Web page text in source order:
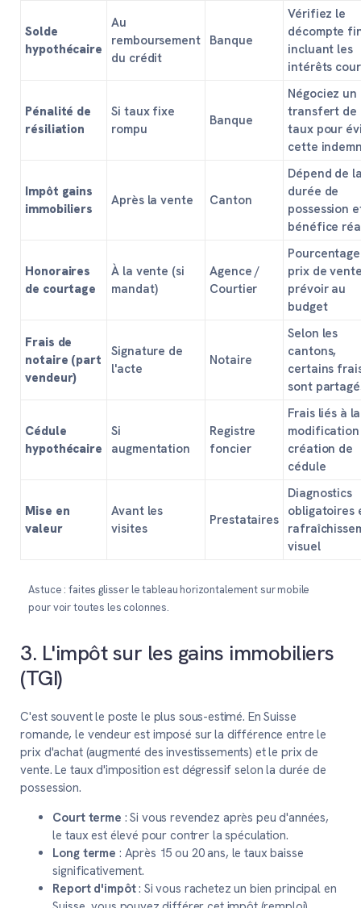
Solde
hypothécaire
Au
remboursement
du crédit
Banque
Vérifiez le
décompte
incluant les
intérêts
Pénalité de
résiliation
Si taux fixe
rompu
Banque
Négociez un
transfert de
taux pour
cette
Impôt gains
immobiliers
Après la vente Canton
Dépend de
durée de
possession
bénéfice
Honoraires
de courtage
À la vente (si
mandat)
Agence /
Courtier
prix de
prévoir au
budget
Frais de
notaire (part
vendeur)
Signature de
l'acte
Notaire
Selon les
cantons,
certains
sont
Cédule
hypothécaire
Si
augmentation
Registre
foncier
Frais liés à la
création de
cédule
Mise en
valeur
Avant les
visites
Prestataires
Diagnostics
obligatoires
visuel
Astuce : faites glisser le tableau horizontalement sur mobile
pour voir toutes les colonnes.
3. L'impôt sur les gains immobiliers
(TGI)
C'est souvent le poste le plus sous-estimé. En Suisse
romande, le vendeur est imposé sur la différence entre le
prix d'achat (augmenté des investissements) et le prix de
vente. Le taux d'imposition est dégressif selon la durée de
possession.
Court terme : Si vous revendez après peu d'années,
le taux est élevé pour contrer la spéculation.
Long terme : Après 15 ou 20 ans, le taux baisse
significativement.
Report d'impôt: Si vous rachetez un bien principal en